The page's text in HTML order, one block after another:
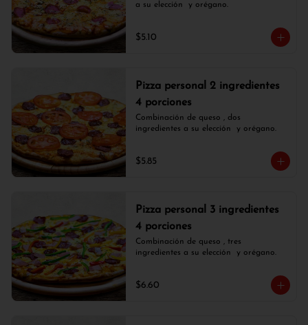
a su elección  y orégano.
$5.10
Pizza personal 2 ingredientes
4 porciones
Combinación de queso , dos
ingredientes a su elección  y orégano.
$5.85
Pizza personal 3 ingredientes
4 porciones
Combinación de queso , tres
ingredientes a su elección  y orégano.
$6.60